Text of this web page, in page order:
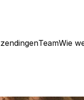
TeamWie